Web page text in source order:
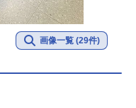
画像一覧 (29件)